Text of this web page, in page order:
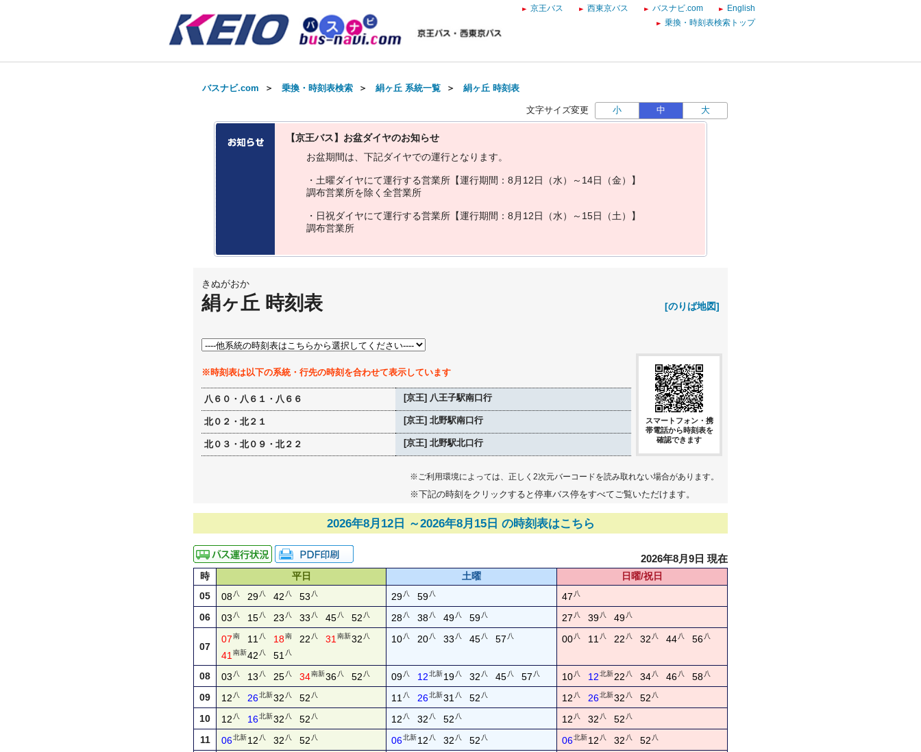
京王バス 西東京バス バスナビ.com
English
乗換・時刻表検索トップ
バスナビ.com ＞ 乗換・時刻表検索 ＞ 絹ヶ丘 系統一覧 ＞ 絹ヶ丘 時刻表
文字サイズ変更 小 中 大
【京王バス】お盆ダイヤのお知らせ
お盆期間は 下記ダイヤでの運行と な り ます。
・ 土曜ダイヤにて運行する営業所 【運行期間 ： 8 月 1 2日 （水） ～ 14日 （金）
】
調布営業所を除 く 全営業所
・ 日祝ダイヤにて運行する営業所 【運行期間 ： 8 月 1 2日 （水） ～ 15日 （土）
】
調布営業所
きぬがおか
絹ヶ丘 時刻表 [のりば地図]
※時刻表は以下の系統・行先の時刻を合わせて表示しています
八６０・八６１・八６６ [京王] 八王子駅南口行
北０２・北２１ [京王] 北野駅南口行
北０３・北０９・北２２ [京王] 北野駅北口行
スマートフォン・携
帯電話から時刻表を
確認できます
※ご利用環境によっては、正しく2次元バーコードを読み取れない場合があります。
※下記の時刻をクリックすると停車バス停をすべてご覧いただけます。
2026年8月12日 ～2026年8月15日 の時刻表はこちら
2026年8月9日 現在
時 平日 土曜
日曜/祝日
05
08 八 29 八 42 八 53 八 29 八 59 八 47 八
06 03 八 15 八 23 八 33 八 45 八 52 八 28 八 38 八 49 八 59 八 27 八 39 八 49 八
07
07南 11 八 18南 22 八 31 南新32 八
41 南新42 八 51 八
10 八 20 八 33 八 45 八 57 八 00 八 11 八 22 八 32 八 44 八 56 八
08 03 八 13 八 25 八 34南新36 八 52 八 09 八 12北新19 八 32 八 45 八 57 八 10 八 12北新22 八 34 八 46 八 58 八
09 12 八 26北新32 八 52 八 11 八 26北新31 八 52 八 12 八 26北新32 八 52 八
10 12 八 16北新32 八 52 八 12 八 32 八 52 八 12 八 32 八 52 八
11 06北新12 八 32 八 52 八 06北新12 八 32 八 52 八 06北新12 八 32 八 52 八